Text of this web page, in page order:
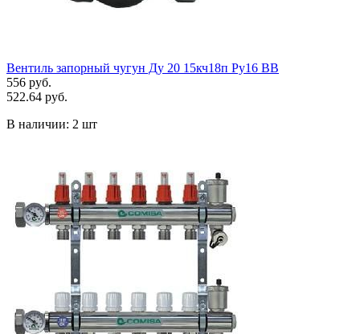
Вентиль запорный чугун Ду 20 15кч18п Ру16 ВВ
556 руб.
522.64 руб.
В наличии: 2 шт